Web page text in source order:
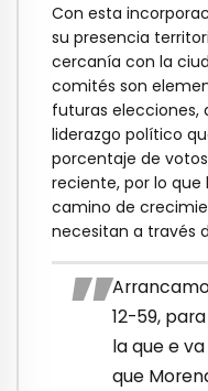
Con esta
su presencia
cercanía con la
comités son
futuras elecciones,
liderazgo político
porcentaje de
reciente, por lo que
camino de
necesitan a través
12-59,
la que e
que